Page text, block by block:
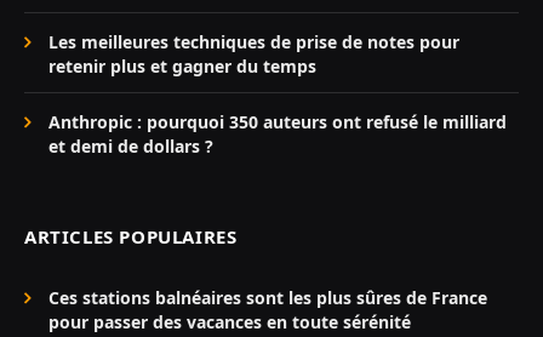
Les meilleures techniques de prise de notes pour
retenir plus et gagner du temps
Anthropic : pourquoi 350 auteurs ont refusé le milliard
et demi de dollars ?
ARTICLES POPULAIRES
Ces stations balnéaires sont les plus sûres de France
pour passer des vacances en toute sérénité